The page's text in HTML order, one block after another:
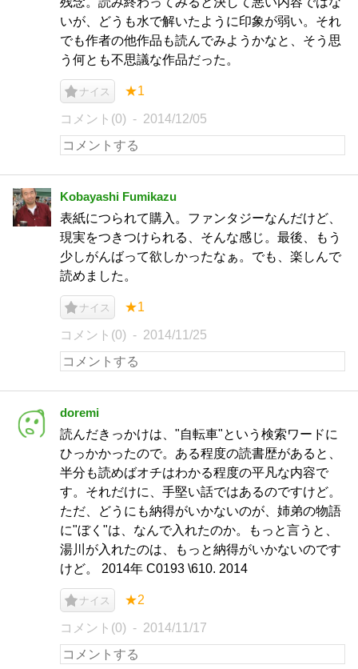
いが、どうも水で解いたように印象が弱い。それ
でも作者の他作品も読んでみようかなと、そう思
う何とも不思議な作品だった。
ナイス ★1
コメント(0) 2014/12/05
Kobayashi Fumikazu
表紙につられて購入。ファンタジーなんだけど、
現実をつきつけられる、そんな感じ。最後、もう
少しがんばって欲しかったなぁ。でも、楽しんで
読めました。
ナイス ★1
コメント(0) 2014/11/25
doremi
読んだきっかけは、"自転車"という検索ワードに
ひっかかったので。ある程度の読書歴があると、
半分も読めばオチはわかる程度の平凡な内容で
す。それだけに、手堅い話ではあるのですけど。
ただ、どうにも納得がいかないのが、姉弟の物語
に"ぼく"は、なんで入れたのか。もっと言うと、
湯川が入れたのは、もっと納得がいかないのです
けど。 2014年 C0193 \610. 2014
ナイス ★2
コメント(0) 2014/11/17